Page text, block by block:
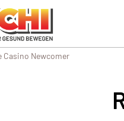
Casino Newcomer